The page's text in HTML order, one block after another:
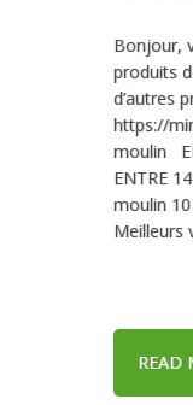
Bonjour,
produits
d’autres
https://
moulin
ENTRE
moulin
Meilleurs
READ